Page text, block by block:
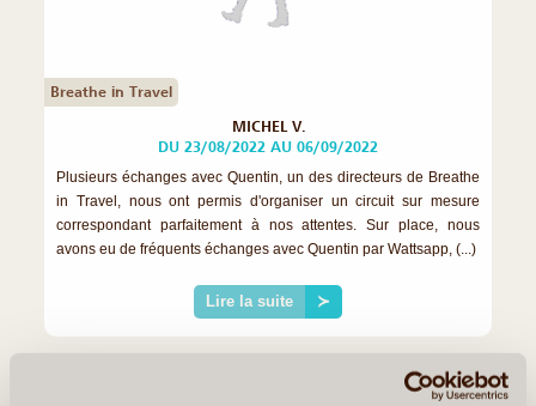
Breathe in Travel
MICHEL V.
DU 23/08/2022 AU 06/09/2022
Plusieurs échanges avec Quentin, un des directeurs de Breathe
in Travel, nous ont permis d'organiser un circuit sur mesure
correspondant parfaitement à nos attentes. Sur place, nous
avons eu de fréquents échanges avec Quentin par Wattsapp, (...)
Lire la suite ≻
Quelques Idées de Voyages au Kosovo